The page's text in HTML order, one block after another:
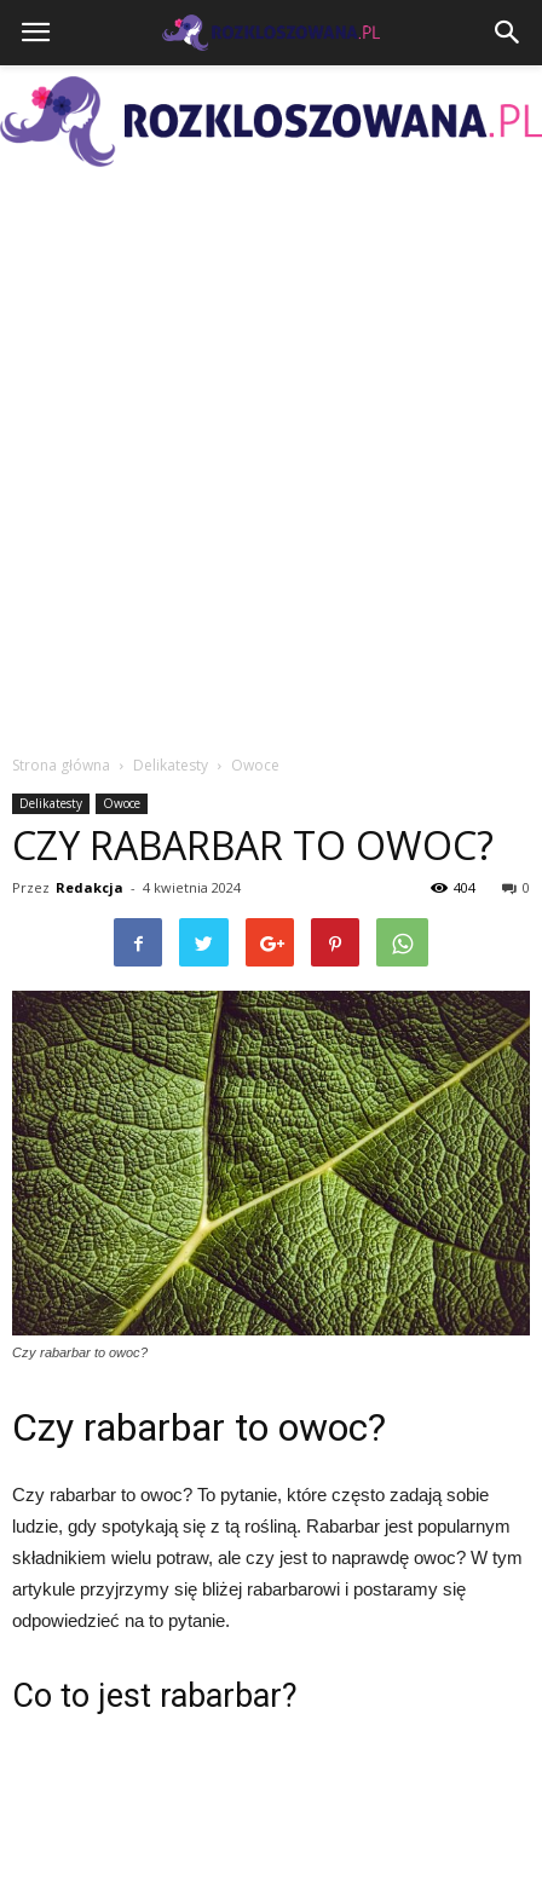
Strona główna Delikatesty Owoce
Delikatesty Owoce
CZY RABARBAR TO OWOC?
Przez Redakcja - 4 kwietnia 2024 0
404
Czy rabarbar to owoc?
Czy rabarbar to owoc?
Czy rabarbar to owoc? To pytanie, które często zadają sobie
ludzie, gdy spotykają się z tą rośliną. Rabarbar jest popularnym
składnikiem wielu potraw, ale czy jest to naprawdę owoc? W tym
artykule przyjrzymy się bliżej rabarbarowi i postaramy się
odpowiedzieć na to pytanie.
Co to jest rabarbar?